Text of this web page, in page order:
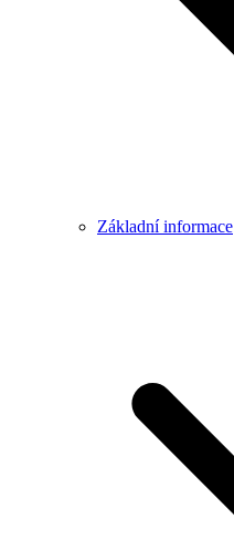
Základní informace